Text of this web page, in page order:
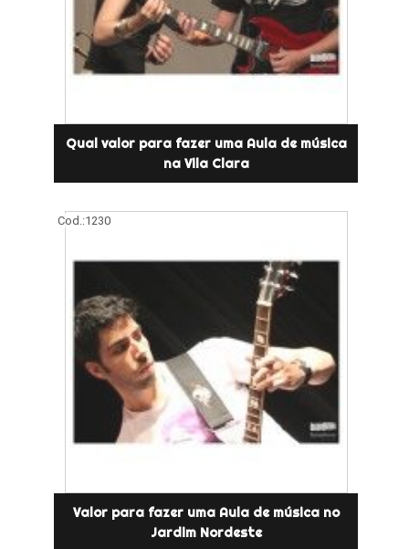
Qual valor para fazer uma Aula de música
na Vila Clara
Cod.:1230
Valor para fazer uma Aula de música no
Jardim Nordeste